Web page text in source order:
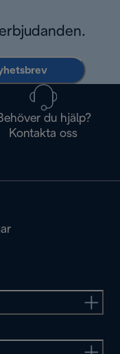
du hjälp?
Kontakta oss